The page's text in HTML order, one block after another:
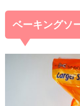
ベーキングソ